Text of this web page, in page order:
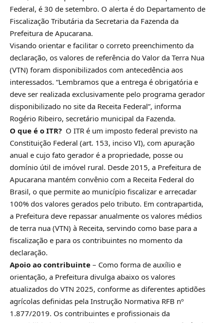
Federal, é 30 de setembro. O alerta é do Departamento de
Fiscalização Tributária da Secretaria da Fazenda da
Prefeitura de Apucarana.
Visando orientar e facilitar o correto preenchimento da
declaração, os valores de referência do Valor da Terra Nua
(VTN) foram disponibilizados com antecedência aos
interessados. “Lembramos que a entrega é obrigatória e
deve ser realizada exclusivamente pelo programa gerador
disponibilizado no site da Receita Federal”, informa
Rogério Ribeiro, secretário municipal da Fazenda.
O que é o ITR? O ITR é um imposto federal previsto na
Constituição Federal (art. 153, inciso VI), com apuração
anual e cujo fato gerador é a propriedade, posse ou
domínio útil de imóvel rural. Desde 2015, a Prefeitura de
Apucarana mantém convênio com a Receita Federal do
Brasil, o que permite ao município fiscalizar e arrecadar
100% dos valores gerados pelo tributo. Em contrapartida,
a Prefeitura deve repassar anualmente os valores médios
de terra nua (VTN) à Receita, servindo como base para a
fiscalização e para os contribuintes no momento da
declaração.
Apoio ao contribuinte – Como forma de auxílio e
orientação, a Prefeitura divulga abaixo os valores
atualizados do VTN 2025, conforme as diferentes aptidões
agrícolas definidas pela Instrução Normativa RFB nº
1.877/2019. Os contribuintes e profissionais da